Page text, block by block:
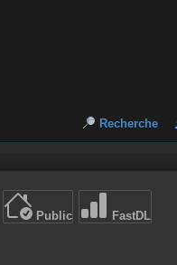
Recherche
Public FastDL